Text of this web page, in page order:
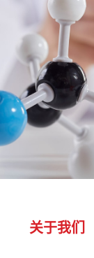
关于我们